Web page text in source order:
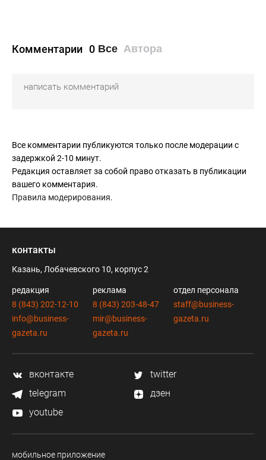
Комментарии 0 Все Автора
Все комментарии публикуются только после модерации с
задержкой 2-10 минут.
Редакция оставляет за собой право отказать в публикации
вашего комментария.
Правила модерирования.
контакты
Казань, Лобачевского 10, корпус 2
редакция
8 (843) 202-12-10
info@business-
gazeta.ru
реклама
8 (843) 203-48-47
mir@business-
gazeta.ru
отдел персонала
staff@business-
gazeta.ru
вконтакте
twitter
telegram
дзен
youtube
мобильное приложение